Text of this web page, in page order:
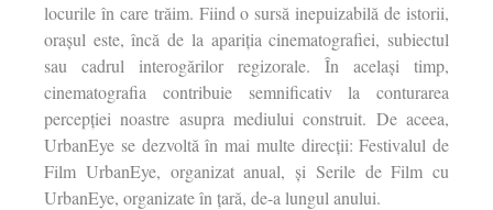
locurile în care trăim. Fiind o sursă inepuizabilă de istorii,
orașul este, încă de la apariția cinematografiei, subiectul
sau cadrul interogărilor regizorale. În același timp,
cinematografia contribuie semnificativ la conturarea
percepției noastre asupra mediului construit. De aceea,
UrbanEye se dezvoltă în mai multe direcții: Festivalul de
Film UrbanEye, organizat anual, și Serile de Film cu
UrbanEye, organizate în țară, de-a lungul anului.